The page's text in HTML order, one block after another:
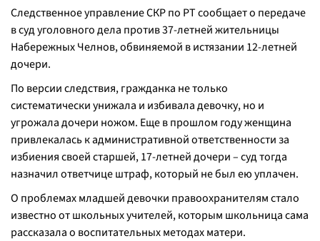
Следственное управление СКР по РТ сообщает о передаче
в суд уголовного дела против 37-летней жительницы
Набережных Челнов, обвиняемой в истязании 12-летней
дочери.
По версии следствия, гражданка не только
систематически унижала и избивала девочку, но и
угрожала дочери ножом. Еще в прошлом году женщина
привлекалась к административной ответственности за
избиения своей старшей, 17-летней дочери – суд тогда
назначил ответчице штраф, который не был ею уплачен.
О проблемах младшей девочки правоохранителям стало
известно от школьных учителей, которым школьница сама
рассказала о воспитательных методах матери.